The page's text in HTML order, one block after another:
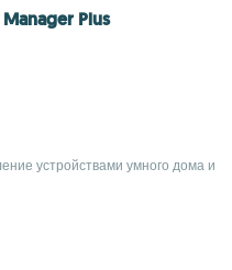
Plus
устройствами умного дома и